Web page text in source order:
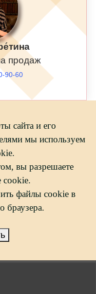
продаж
90-60
сайта и его
мы используем
вы разрешаете
cookie.
файлы cookie в
браузера.